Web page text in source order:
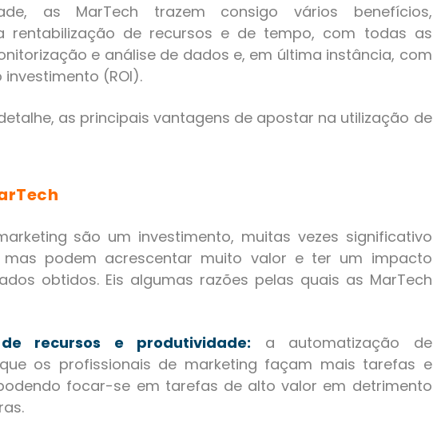
as MarTech trazem consigo vários benefícios,
rentabilização de recursos e de tempo, com todas as
e análise de dados e, em última instância, com
(ROI).
as principais vantagens de apostar na utilização de
são um investimento, muitas vezes significativo
podem acrescentar muito valor e ter um impacto
obtidos. Eis algumas razões pelas quais as MarTech
recursos e produtividade: a automatização de
os profissionais de marketing façam mais tarefas e
focar-se em tarefas de alto valor em detrimento